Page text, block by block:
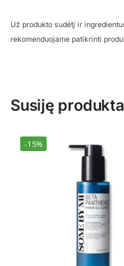
Už produkto sudėtį ir
rekomenduojame patikrinti
Susiję
-15%